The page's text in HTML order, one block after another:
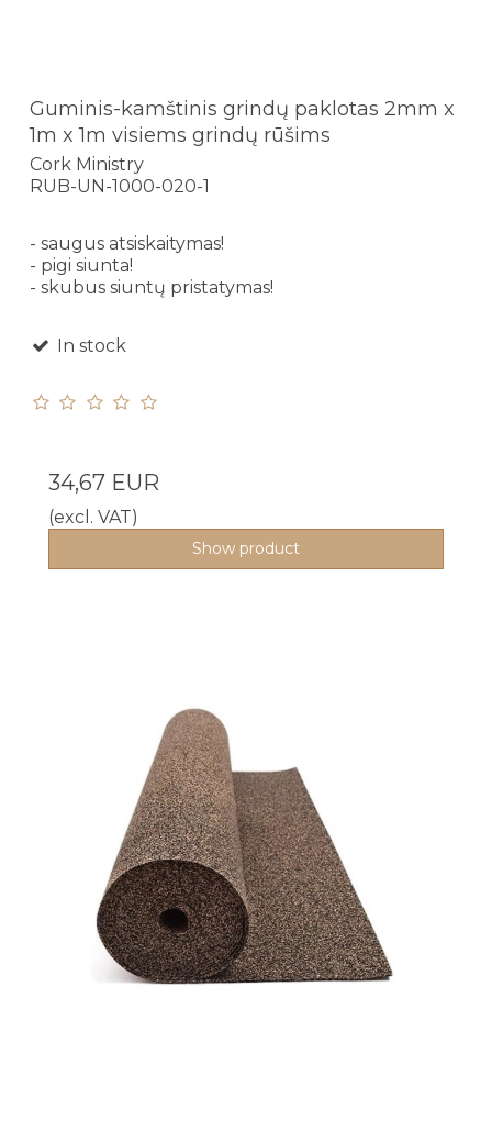
Guminis-kamštinis grindų paklotas 2mm x
1m x 1m visiems grindų rūšims
Cork Ministry
RUB-UN-1000-020-1
- saugus atsiskaitymas!
- pigi siunta!
- skubus siuntų pristatymas!
In stock
34,67 EUR
(excl. VAT)
Show product